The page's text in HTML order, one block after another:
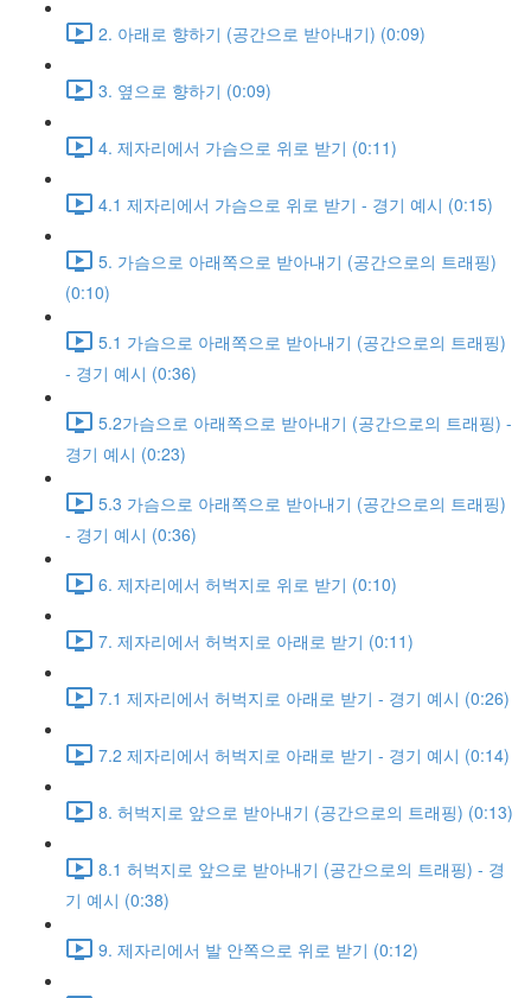
2. 아래로 향하기 (공간으로 받아내기) (0:09)
3. 옆으로 향하기 (0:09)
4. 제자리에서 가슴으로 위로 받기 (0:11)
4.1 제자리에서 가슴으로 위로 받기 - 경기 예시 (0:15)
5. 가슴으로 아래쪽으로 받아내기 (공간으로의 트래핑)
(0:10)
5.1 가슴으로 아래쪽으로 받아내기 (공간으로의 트래핑)
- 경기 예시 (0:36)
5.2가슴으로 아래쪽으로 받아내기 (공간으로의 트래핑) -
경기 예시 (0:23)
5.3 가슴으로 아래쪽으로 받아내기 (공간으로의 트래핑)
- 경기 예시 (0:36)
6. 제자리에서 허벅지로 위로 받기 (0:10)
7. 제자리에서 허벅지로 아래로 받기 (0:11)
7.1 제자리에서 허벅지로 아래로 받기 - 경기 예시 (0:26)
7.2 제자리에서 허벅지로 아래로 받기 - 경기 예시 (0:14)
8. 허벅지로 앞으로 받아내기 (공간으로의 트래핑) (0:13)
8.1 허벅지로 앞으로 받아내기 (공간으로의 트래핑) - 경
기 예시 (0:38)
9. 제자리에서 발 안쪽으로 위로 받기 (0:12)